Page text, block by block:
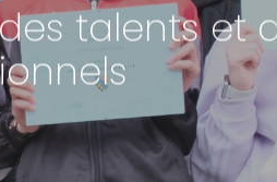
talents et